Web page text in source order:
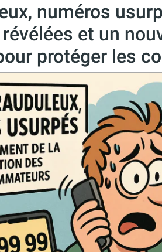
numéros
et un
protéger les